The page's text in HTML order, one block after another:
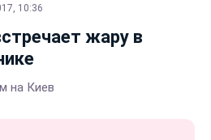
10:36
жару в
на Киев